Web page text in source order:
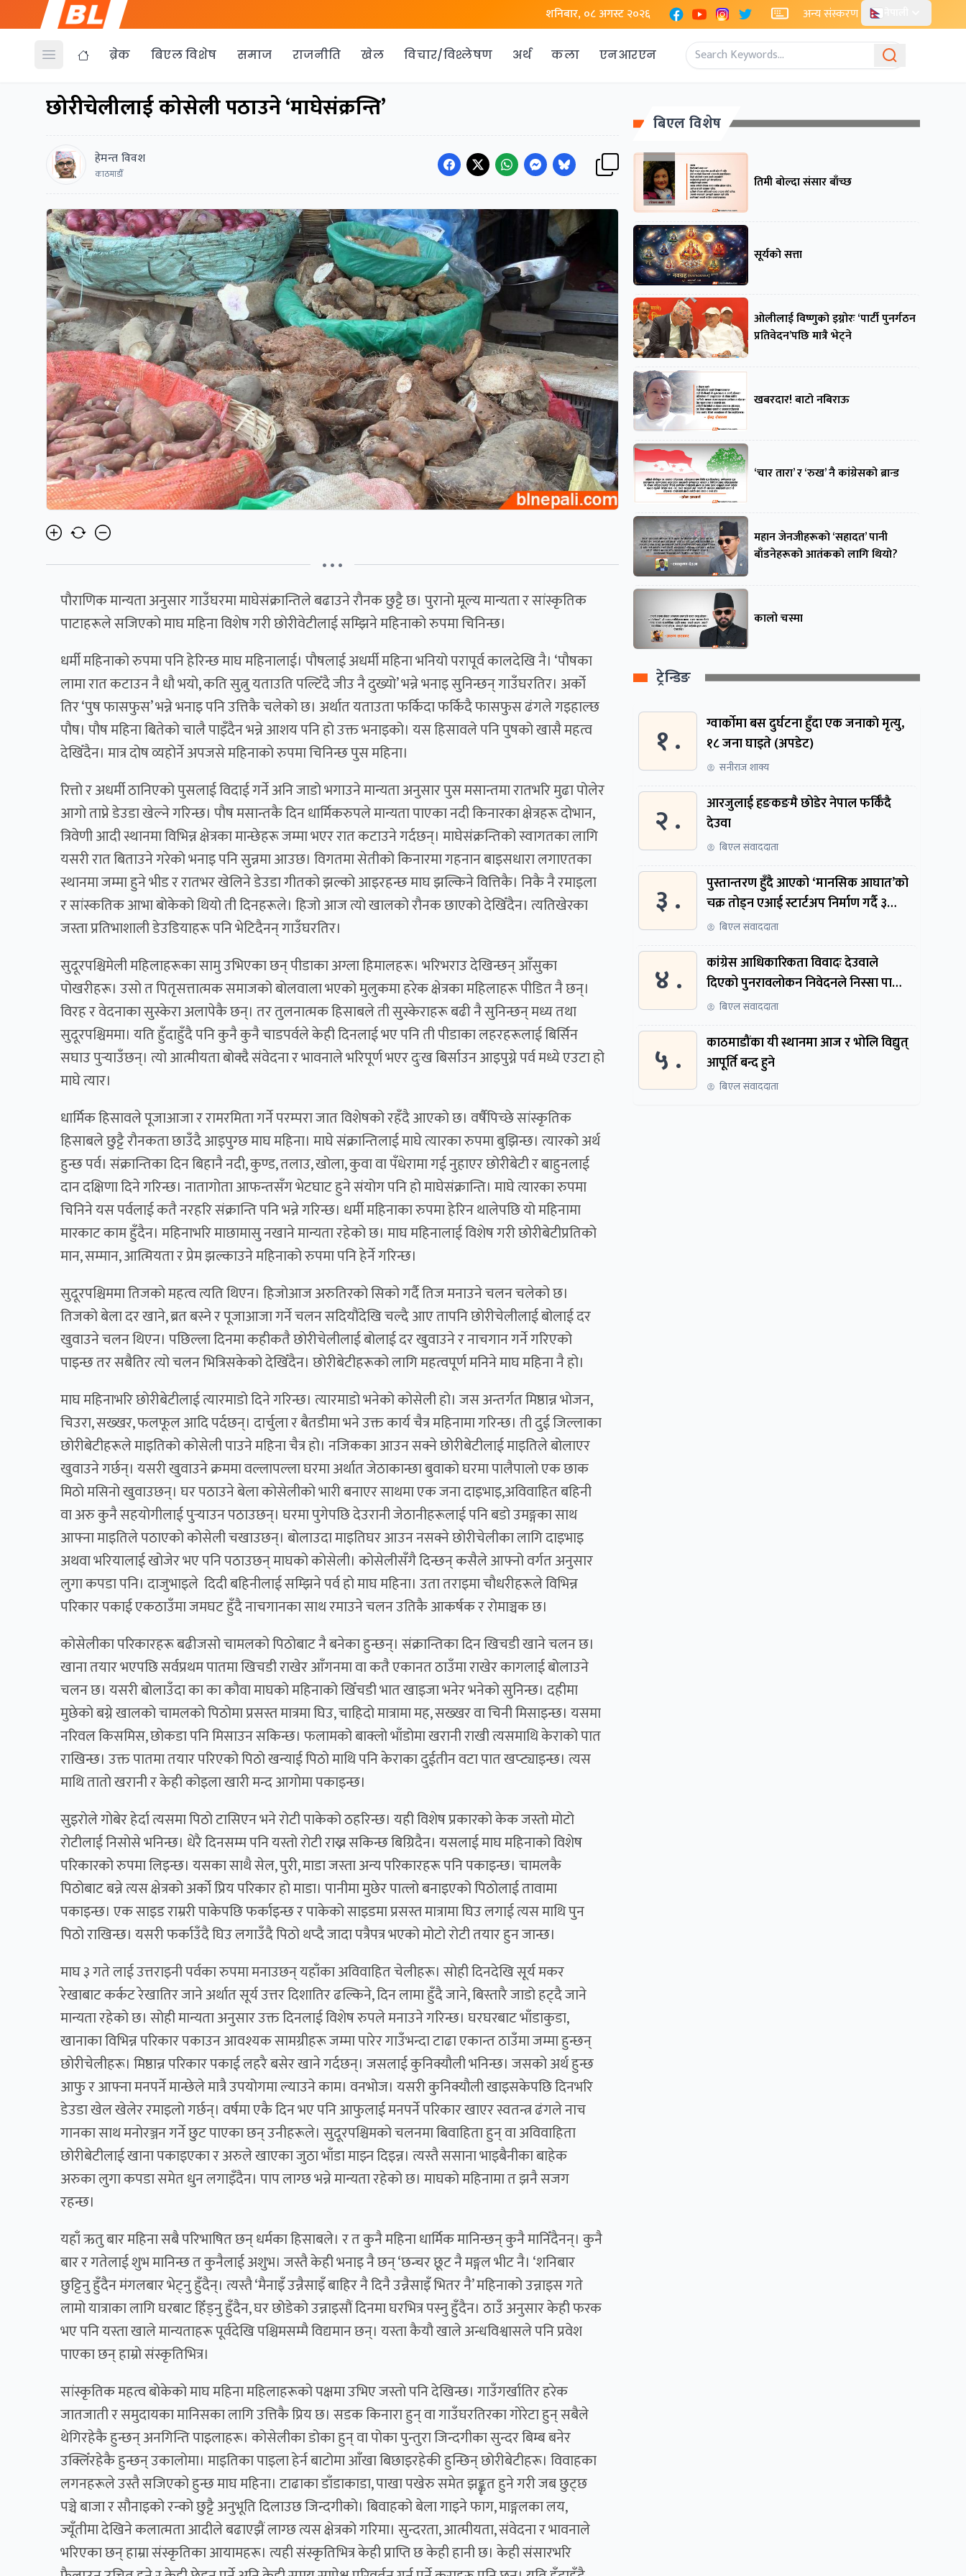
शनिबार, ०८ अगस्ट २०२६ FacebookYouTubeInstagram
X अन्य संस्करण
Open menu ब्रेक बिएल विशेष समाज राजनीति खेल विचार/विश्लेषण अर्थ कला एनआरएन
छोरीचेलीलाई कोसेली पठाउने ‘माघेसंक्रन्ति’
हेमन्त विवश
काठमाडाैँ
• • •
पौराणिक मान्यता अनुसार गाउँघरमा माघेसंक्रान्तिले बढाउने रौनक छुट्टै छ। पुरानो मूल्य मान्यता र सांस्कृतिक
पाटाहरूले सजिएको माघ महिना विशेष गरी छोरीवेटीलाई सम्झिने महिनाको रुपमा चिनिन्छ।
धर्मी महिनाको रुपमा पनि हेरिन्छ माघ महिनालाई। पौषलाई अधर्मी महिना भनियो परापूर्व कालदेखि नै। ‘पौषका
लामा रात कटाउन नै धौ भयो, कति सुत्नु यताउति पल्टिँदै जीउ नै दुख्यो’ भन्ने भनाइ सुनिन्छन् गाउँघरतिर। अर्को
तिर ‘पुष फासफुस’ भन्ने भनाइ पनि उत्तिकै चलेको छ। अर्थात यताउता फर्किदा फर्किदै फासफुस ढंगले गइहाल्छ
पौष। पौष महिना बितेको चालै पाइँदैन भन्ने आशय पनि हो उक्त भनाइको। यस हिसावले पनि पुषको खासै महत्व
देखिँदैन। मात्र दोष व्यहोर्ने अपजसे महिनाको रुपमा चिनिन्छ पुस महिना।
रित्तो र अधर्मी ठानिएको पुसलाई विदाई गर्ने अनि जाडो भगाउने मान्यता अनुसार पुस मसान्तमा रातभरि मुढा पोलेर
आगो ताप्ने डेउडा खेल्ने गरिन्छ। पौष मसान्तकै दिन धार्मिकरुपले मान्यता पाएका नदी किनारका क्षेत्रहरू दोभान,
त्रिवेणी आदी स्थानमा विभिन्न क्षेत्रका मान्छेहरू जम्मा भएर रात कटाउने गर्दछन्। माघेसंक्रन्तिको स्वागतका लागि
यसरी रात बिताउने गरेको भनाइ पनि सुन्नमा आउछ। विगतमा सेतीको किनारमा गहनान बाइसधारा लगाएतका
स्थानमा जम्मा हुने भीड र रातभर खेलिने डेउडा गीतको झल्को आइरहन्छ माघ झल्किने वित्तिकै। निकै नै रमाइला
र सांस्कतिक आभा बोकेको थियो ती दिनहरूले। हिजो आज त्यो खालको रौनक छाएको देखिँदैन। त्यतिखेरका
जस्ता प्रतिभाशाली डेउडियाहरू पनि भेटिदैनन् गाउँघरतिर।
सुदूरपश्चिमेली महिलाहरूका सामु उभिएका छन् पीडाका अग्ला हिमालहरू। भरिभराउ देखिन्छन् आँसुका
पोखरीहरू। उसो त पितृसत्तात्मक समाजको बोलवाला भएको मुलुकमा हरेक क्षेत्रका महिलाहरू पीडित नै छन्।
विरह र वेदनाका सुस्केरा अलापेकै छन्। तर तुलनात्मक हिसाबले ती सुस्केराहरू बढी नै सुनिन्छन् मध्य तथा
सुदूरपश्चिममा। यति हुँदाहुँदै पनि कुनै कुनै चाडपर्वले केही दिनलाई भए पनि ती पीडाका लहरहरूलाई बिर्सिन
सघाउ पुर्‍याउँछन्। त्यो आत्मीयता बोक्दै संवेदना र भावनाले भरिपूर्ण भएर दुःख बिर्साउन आइपुग्ने पर्व मध्ये एउटा हो
माघे त्यार।
धार्मिक हिसावले पूजाआजा र रामरमिता गर्ने परम्परा जात विशेषको रहँदै आएको छ। वर्षैपिच्छे सांस्कृतिक
हिसाबले छुट्टै रौनकता छाउँदै आइपुग्छ माघ महिना। माघे संक्रान्तिलाई माघे त्यारका रुपमा बुझिन्छ। त्यारको अर्थ
हुन्छ पर्व। संक्रान्तिका दिन बिहानै नदी, कुण्ड, तलाउ, खोला, कुवा वा पँधेरामा गई नुहाएर छोरीबेटी र बाहुनलाई
दान दक्षिणा दिने गरिन्छ। नातागोता आफन्तसँग भेटघाट हुने संयोग पनि हो माघेसंक्रान्ति। माघे त्यारका रुपमा
चिनिने यस पर्वलाई कतै नरहरि संक्रान्ति पनि भन्ने गरिन्छ। धर्मी महिनाका रुपमा हेरिन थालेपछि यो महिनामा
मारकाट काम हुँदैन। महिनाभरि माछामासु नखाने मान्यता रहेको छ। माघ महिनालाई विशेष गरी छोरीबेटीप्रतिको
मान, सम्मान, आत्मियता र प्रेम झल्काउने महिनाको रुपमा पनि हेर्ने गरिन्छ।
सुदूरपश्चिममा तिजको महत्व त्यति थिएन। हिजोआज अरुतिरको सिको गर्दै तिज मनाउने चलन चलेको छ।
तिजको बेला दर खाने, ब्रत बस्ने र पूजाआजा गर्ने चलन सदियौंदेखि चल्दै आए तापनि छोरीचेलीलाई बोलाई दर
खुवाउने चलन थिएन। पछिल्ला दिनमा कहीकतै छोरीचेलीलाई बोलाई दर खुवाउने र नाचगान गर्ने गरिएको
पाइन्छ तर सबैतिर त्यो चलन भित्रिसकेको देखिँदैन। छोरीबेटीहरूको लागि महत्वपूर्ण मनिने माघ महिना नै हो।
माघ महिनाभरि छोरीबेटीलाई त्यारमाडो दिने गरिन्छ। त्यारमाडो भनेको कोसेली हो। जस अन्तर्गत मिष्ठान्न भोजन,
चिउरा, सख्खर, फलफूल आदि पर्दछन्। दार्चुला र बैतडीमा भने उक्त कार्य चैत्र महिनामा गरिन्छ। ती दुई जिल्लाका
छोरीबेटीहरूले माइतिको कोसेली पाउने महिना चैत्र हो। नजिकका आउन सक्ने छोरीबेटीलाई माइतिले बोलाएर
खुवाउने गर्छन्। यसरी खुवाउने क्रममा वल्लापल्ला घरमा अर्थात जेठाकान्छा बुवाको घरमा पालैपालो एक छाक
मिठो मसिनो खुवाउछन्। घर पठाउने बेला कोसेलीको भारी बनाएर साथमा एक जना दाइभाइ,अविवाहित बहिनी
वा अरु कुनै सहयोगीलाई पुर्‍याउन पठाउछन्। घरमा पुगेपछि देउरानी जेठानीहरूलाई पनि बडो उमङ्गका साथ
आफ्ना माइतिले पठाएको कोसेली चखाउछन्। बोलाउदा माइतिघर आउन नसक्ने छोरीचेलीका लागि दाइभाइ
अथवा भरियालाई खोजेर भए पनि पठाउछन् माघको कोसेली। कोसेलीसँगै दिन्छन् कसैले आफ्नो वर्गत अनुसार
लुगा कपडा पनि। दाजुभाइले दिदी बहिनीलाई सम्झिने पर्व हो माघ महिना। उता तराइमा चौधरीहरूले विभिन्न
परिकार पकाई एकठाउँमा जमघट हुँदै नाचगानका साथ रमाउने चलन उतिकै आकर्षक र रोमाञ्चक छ।
कोसेलीका परिकारहरू बढीजसो चामलको पिठोबाट नै बनेका हुन्छन्। संक्रान्तिका दिन खिचडी खाने चलन छ।
खाना तयार भएपछि सर्वप्रथम पातमा खिचडी राखेर आँगनमा वा कतै एकानत ठाउँमा राखेर कागलाई बोलाउने
चलन छ। यसरी बोलाउँदा का का कौवा माघको महिनाको खिँचडी भात खाइजा भनेर भनेको सुनिन्छ। दहीमा
मुछेको बग्ने खालको चामलको पिठोमा प्रसस्त मात्रमा घिउ, चाहिदो मात्रामा मह, सख्खर वा चिनी मिसाइन्छ। यसमा
नरिवल किसमिस, छोकडा पनि मिसाउन सकिन्छ। फलामको बाक्लो भाँडोमा खरानी राखी त्यसमाथि केराको पात
राखिन्छ। उक्त पातमा तयार परिएको पिठो खन्याई पिठो माथि पनि केराका दुईतीन वटा पात खप्ट्याइन्छ। त्यस
माथि तातो खरानी र केही कोइला खारी मन्द आगोमा पकाइन्छ।
सुइरोले गोबेर हेर्दा त्यसमा पिठो टासिएन भने रोटी पाकेको ठहरिन्छ। यही विशेष प्रकारको केक जस्तो मोटो
रोटीलाई निसोसे भनिन्छ। धेरै दिनसम्म पनि यस्तो रोटी राख्न सकिन्छ बिग्रिदैन। यसलाई माघ महिनाको विशेष
परिकारको रुपमा लिइन्छ। यसका साथै सेल, पुरी, माडा जस्ता अन्य परिकारहरू पनि पकाइन्छ। चामलकै
पिठोबाट बन्ने त्यस क्षेत्रको अर्को प्रिय परिकार हो माडा। पानीमा मुछेर पात्लो बनाइएको पिठोलाई तावामा
पकाइन्छ। एक साइड राम्ररी पाकेपछि फर्काइन्छ र पाकेको साइडमा प्रसस्त मात्रामा घिउ लगाई त्यस माथि पुन
पिठो राखिन्छ। यसरी फर्काउँदै घिउ लगाउँदै पिठो थप्दै जादा पत्रैपत्र भएको मोटो रोटी तयार हुन जान्छ।
माघ ३ गते लाई उत्तराइनी पर्वका रुपमा मनाउछन् यहाँका अविवाहित चेलीहरू। सोही दिनदेखि सूर्य मकर
रेखाबाट कर्कट रेखातिर जाने अर्थात सूर्य उत्तर दिशातिर ढल्किने, दिन लामा हुँदै जाने, बिस्तारै जाडो हट्दै जाने
मान्यता रहेको छ। सोही मान्यता अनुसार उक्त दिनलाई विशेष रुपले मनाउने गरिन्छ। घरघरबाट भाँडाकुडा,
खानाका विभिन्न परिकार पकाउन आवश्यक सामग्रीहरू जम्मा पारेर गाउँभन्दा टाढा एकान्त ठाउँमा जम्मा हुन्छन्
छोरीचेलीहरू। मिष्ठान्न परिकार पकाई लहरै बसेर खाने गर्दछन्। जसलाई कुनिक्यौली भनिन्छ। जसको अर्थ हुन्छ
आफु र आफ्ना मनपर्ने मान्छेले मात्रै उपयोगमा ल्याउने काम। वनभोज। यसरी कुनिक्यौली खाइसकेपछि दिनभरि
डेउडा खेल खेलेर रमाइलो गर्छन्। वर्षमा एकै दिन भए पनि आफुलाई मनपर्ने परिकार खाएर स्वतन्त्र ढंगले नाच
गानका साथ मनोरञ्जन गर्ने छुट पाएका छन् उनीहरूले। सुदूरपश्चिमको चलनमा बिवाहिता हुन् वा अविवाहिता
छोरीबेटीलाई खाना पकाइएका र अरुले खाएका जुठा भाँडा माझ्न दिइन्न। त्यस्तै ससाना भाइबैनीका बाहेक
अरुका लुगा कपडा समेत धुन लगाइँदैन। पाप लाग्छ भन्ने मान्यता रहेको छ। माघको महिनामा त झनै सजग
रहन्छ।
यहाँ ऋतु बार महिना सबै परिभाषित छन् धर्मका हिसाबले। र त कुनै महिना धार्मिक मानिन्छन् कुनै मानिँदैनन्। कुनै
बार र गतेलाई शुभ मानिन्छ त कुनैलाई अशुभ। जस्तै केही भनाइ नै छन् ‘छन्चर छूट नै मङ्गल भीट नै। ‘शनिबार
छुट्टिनु हुँदैन मंगलबार भेट्नु हुँदैन्। त्यस्तै ‘मैनाइँ उन्नैसाइँ बाहिर नै दिनै उन्नैसाइँ भितर नै’ महिनाको उन्नाइस गते
लामो यात्राका लागि घरबाट हिँड्नु हुँदैन, घर छोडेको उन्नाइसौं दिनमा घरभित्र पस्नु हुँदैन। ठाउँ अनुसार केही फरक
भए पनि यस्ता खाले मान्यताहरू पूर्वदेखि पश्चिमसम्मै विद्यमान छन्। यस्ता कैयौ खाले अन्धविश्वासले पनि प्रवेश
पाएका छन् हाम्रो संस्कृतिभित्र।
सांस्कृतिक महत्व बोकेको माघ महिना महिलाहरूको पक्षमा उभिए जस्तो पनि देखिन्छ। गाउँगर्खातिर हरेक
जातजाती र समुदायका मानिसका लागि उत्तिकै प्रिय छ। सडक किनारा हुन् वा गाउँघरतिरका गोरेटा हुन् सबैले
थेगिरहेकै हुन्छन् अनगिन्ति पाइलाहरू। कोसेलीका डोका हुन् वा पोका पुन्तुरा जिन्दगीका सुन्दर बिम्ब बनेर
उक्लिँरहेकै हुन्छन् उकालोमा। माइतिका पाइला हेर्न बाटोमा आँखा बिछाइरहेकी हुन्छिन् छोरीबेटीहरू। विवाहका
लगनहरूले उस्तै सजिएको हुन्छ माघ महिना। टाढाका डाँडाकाडा, पाखा पखेरु समेत झङ्कृत हुने गरी जब छुट्छ
पञ्चे बाजा र सौनाइको रन्को छुट्टै अनुभूति दिलाउछ जिन्दगीको। बिवाहको बेला गाइने फाग, माङ्गलका लय,
ज्यूँतीमा देखिने कलात्मता आदीले बढाएझैं लाग्छ त्यस क्षेत्रको गरिमा। सुन्दरता, आत्मीयता, संवेदना र भावनाले
भरिएका छन् हाम्रा संस्कृतिका आयामहरू। त्यही संस्कृतिभित्र केही प्राप्ति छ केही हानी छ। केही संसारभरि
बिएल विशेष
तिमी बोल्दा संसार बाँच्छ
सूर्यको सत्ता
ओलीलाई विष्णुको इग्नोरः ‘पार्टी पुनर्गठन
प्रतिवेदन’पछि मात्रै भेट्ने
खबरदार! बाटो नबिराऊ
‘चार तारा’ र ‘रुख’ नै कांग्रेसको ब्रान्ड
महान जेनजीहरूको ‘सहादत’ पानी
बाँडनेहरूको आतंकको लागि थियो?
कालो चस्मा
ट्रेन्डिङ
१ .
ग्वार्काेमा बस दुर्घटना हुँदा एक जनाकाे मृत्यु,
१८ जना घाइते (अपडेट)
सनीराज शाक्य
२ .
आरजुलाई हङकङमै छोडेर नेपाल फर्किँदै
देउवा
बिएल संवाददाता
३ .
पुस्तान्तरण हुँदै आएको ‘मानसिक आघात’को
चक्र तोड्न एआई स्टार्टअप निर्माण गर्दै ३
नेपाली
बिएल संवाददाता
४ .
कांग्रेस आधिकारिकता विवादः देउवाले
दिएको पुनरावलोकन निवेदनले निस्सा पायो,
फेरि सुरुदेखि सुनुवाइ हुने
बिएल संवाददाता
५ .
काठमाडौंका यी स्थानमा आज र भोलि विद्युत्
आपूर्ति बन्द हुने
बिएल संवाददाता